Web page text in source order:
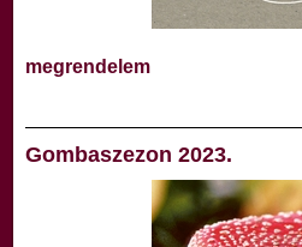
megrendelem
Gombaszezon 2023.